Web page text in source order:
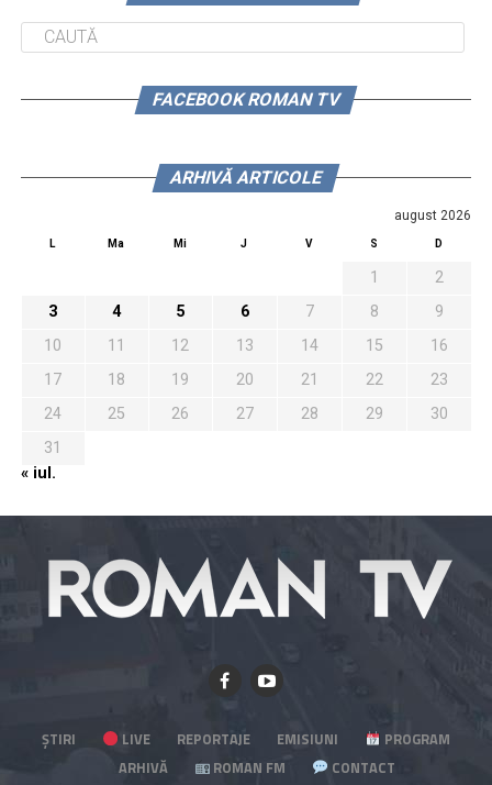
FACEBOOK ROMAN TV
ARHIVĂ ARTICOLE
august 2026
L Ma Mi J V S D
1
2
3
4 5 6 7 8
9
10
11 12 13 14 15
16
17
18 19 20 21 22
23
24
25 26 27 28 29
30
31
« iul.
ȘTIRI LIVE REPORTAJE EMISIUNI
PROGRAM
ARHIVĂ
ROMAN FM CONTACT